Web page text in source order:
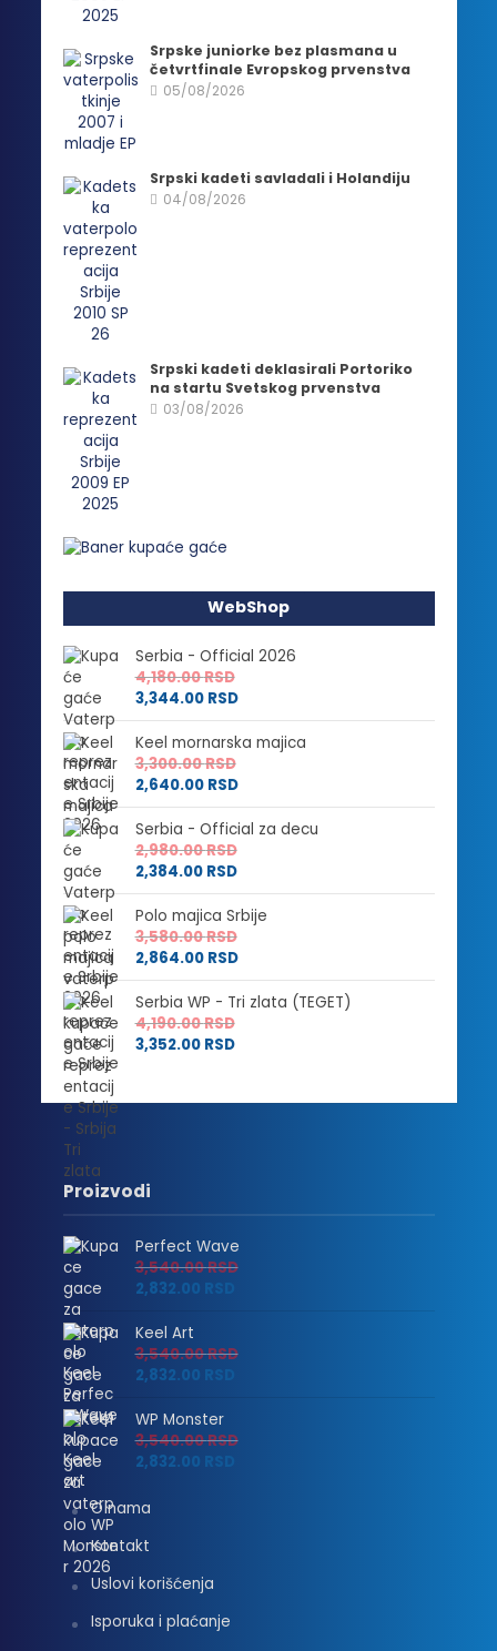
Srpske juniorke bez plasmana u
četvrtfinale Evropskog prvenstva
05/08/2026
Srpski kadeti savladali i Holandiju
04/08/2026
Srpski kadeti deklasirali Portoriko
na startu Svetskog prvenstva
03/08/2026
WebShop
Serbia - Official 2026
4,180.00RSD
3,344.00 RSD
Keel mornarska majica
3,300.00RSD
2,640.00 RSD
Serbia - Official za decu
2,980.00RSD
2,384.00 RSD
Polo majica Srbije
3,580.00RSD
2,864.00 RSD
Serbia WP - Tri zlata (TEGET)
4,190.00RSD
3,352.00 RSD
Proizvodi
Perfect Wave
3,540.00RSD
2,832.00 RSD
Keel Art
3,540.00RSD
2,832.00 RSD
WP Monster
3,540.00RSD
2,832.00 RSD
O nama
Kontakt
Uslovi korišćenja
Isporuka i plaćanje